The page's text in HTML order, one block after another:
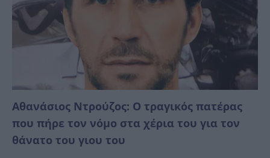
Αθανάσιος Ντρούζος: Ο τραγικός πατέρας
που πήρε τον νόμο στα χέρια του για τον
θάνατο του γιου του